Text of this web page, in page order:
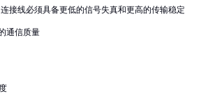
接线必须具备更低的信号失真和更高的传输稳定
通信质量